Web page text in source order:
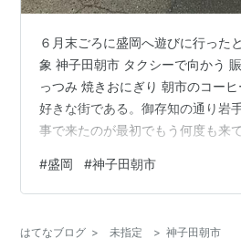
６月末ごろに盛岡へ遊びに行った
象 神子田朝市 タクシーで向かう
っつみ 焼きおにぎり 朝市のコー
好きな街である。御存知の通り岩
事で来たのが最初でもう何度も来
が、川が多くてその川に沿って緑
城跡の周囲の街並みにも風情があ
が、行きたいと思っていてまだ行
#盛岡 #神子田朝市
はてなブログ > 未指定 > 神子田朝市